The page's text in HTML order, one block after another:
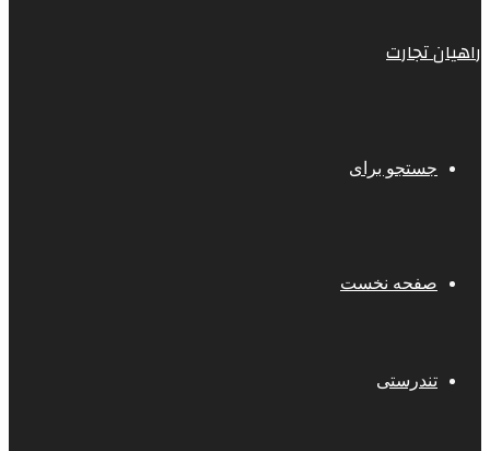
راهیان تجارت
جستجو برای
صفحه نخست
تندرستی